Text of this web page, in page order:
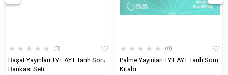
★ ★ ★ ★ ★ 0
Başat Yayınları TYT AYT Tarih Soru
Bankası Seti
★ ★ ★ ★ ★ 0
Palme Yayınları TYT AYT Tarih Soru
Kitabı